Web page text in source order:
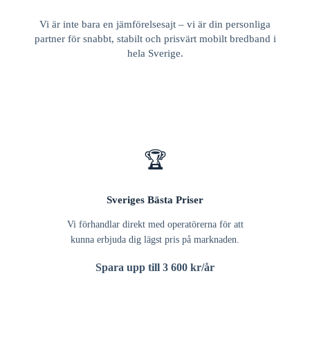
Vi är inte bara en jämförelsesajt – vi är din personliga
partner för snabbt, stabilt och prisvärt mobilt bredband i
hela Sverige.
🏆
Sveriges Bästa Priser
Vi förhandlar direkt med operatörerna för att
kunna erbjuda dig lägst pris på marknaden.
Spara upp till 3 600 kr/år